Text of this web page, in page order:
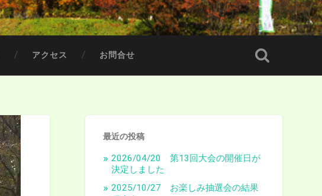
アクセス お問合せ
最近の投稿
2026/04/20 第13回大会の開催日が
決定しました
2025/10/27 お楽しみ抽選会の結果